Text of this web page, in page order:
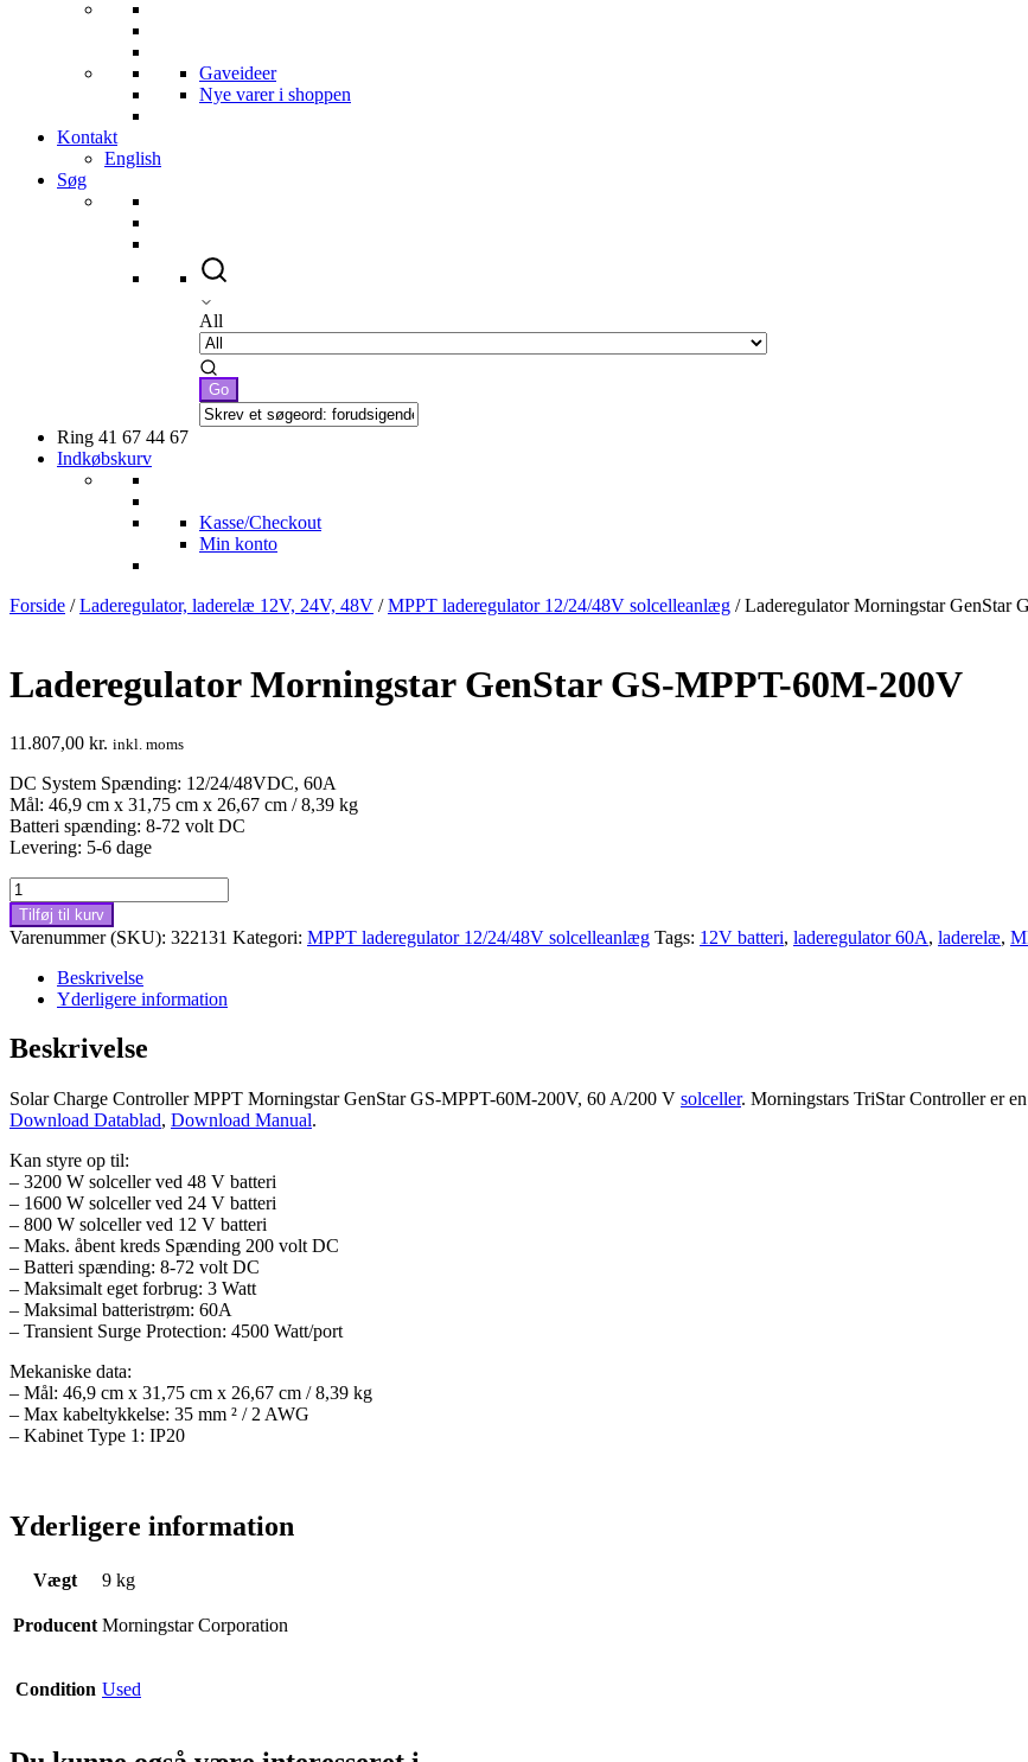
Gaveideer
Nye varer i shoppen
Kontakt
English
Søg
All
Ring 41 67 44 67
Indkøbskurv
Kasse/Checkout
Min konto
Forside /Laderegulator, laderelæ 12V, 24V, 48V /MPPT laderegulator 12/24/48V solcelleanlæg / Laderegulator Morningstar GenStar
Laderegulator Morningstar GenStar GS-MPPT-60M-200V
11.807,00 kr. inkl. moms
DC System Spænding: 12/24/48VDC, 60A
Mål: 46,9 cm x 31,75 cm x 26,67 cm / 8,39 kg
Batteri spænding: 8-72 volt DC
Levering: 5-6 dage
Laderegulator
Morningstar
GenStar
GS-
MPPT-
60M-
antal
Tilføj til kurv
Varenummer (SKU): 322131 Kategori: MPPT laderegulator 12/24/48V solcelleanlæg Tags: 12V batteri, laderegulator 60A, laderelæ,
Beskrivelse
Yderligere information
Beskrivelse
Solar Charge Controller MPPT Morningstar GenStar GS-MPPT-60M-200V, 60 A/200 V solceller. Morningstars TriStar Controller er
Download Datablad, Download Manual.
Kan styre op til:
– 3200 W solceller ved 48 V batteri
– 1600 W solceller ved 24 V batteri
– 800 W solceller ved 12 V batteri
– Maks. åbent kreds Spænding 200 volt DC
– Batteri spænding: 8-72 volt DC
– Maksimalt eget forbrug: 3 Watt
– Maksimal batteristrøm: 60A
– Transient Surge Protection: 4500 Watt/port
Mekaniske data:
– Mål: 46,9 cm x 31,75 cm x 26,67 cm / 8,39 kg
– Max kabeltykkelse: 35 mm ² / 2 AWG
– Kabinet Type 1: IP20
Yderligere information
Vægt 9 kg
Producent Morningstar Corporation
Condition Used